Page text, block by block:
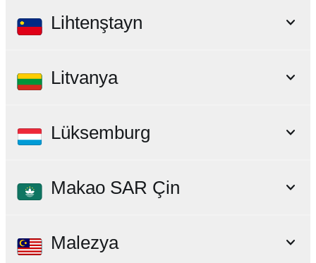
Lihtenştayn
Litvanya
Lüksemburg
Makao SAR Çin
Malezya